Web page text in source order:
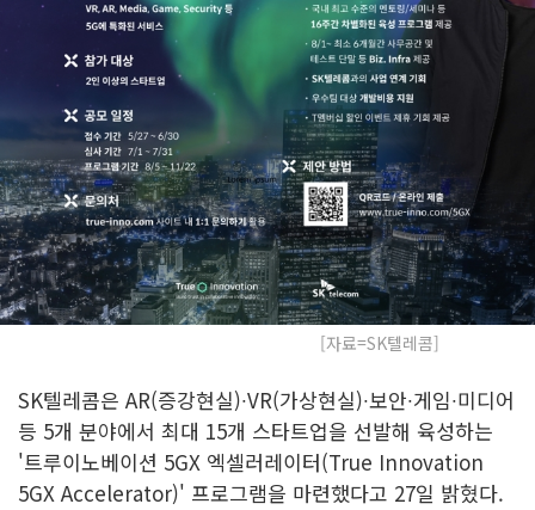
[자료=SK텔레콤]
SK텔레콤은 AR(증강현실)∙VR(가상현실)∙보안∙게임∙미디어
등 5개 분야에서 최대 15개 스타트업을 선발해 육성하는
'트루이노베이션 5GX 엑셀러레이터(True Innovation
5GX Accelerator)' 프로그램을 마련했다고 27일 밝혔다.